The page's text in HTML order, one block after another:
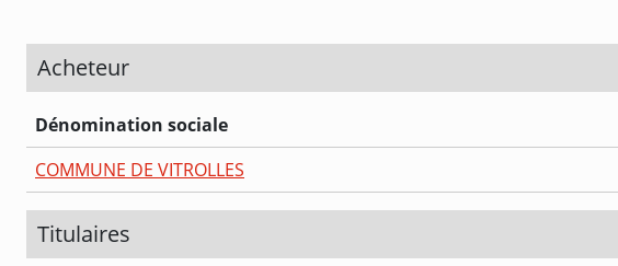
Acheteur
Dénomination sociale
COMMUNE DE VITROLLES
Titulaires